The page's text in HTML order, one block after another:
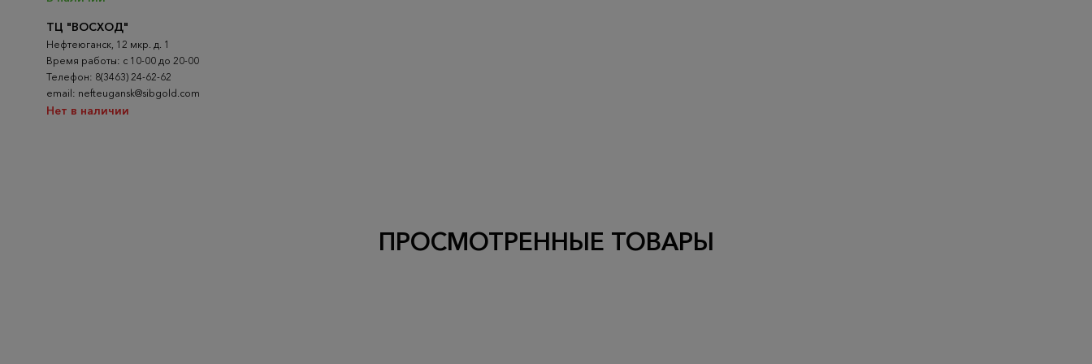
ТЦ "ВОСХОД"
Нефтеюганск, 12 мкр. д. 1
Время работы: с 10-00 до 20-00
Телефон: 8(3463) 24-62-62
email: nefteugansk@sibgold.com
Нет в наличии
ПРОСМОТРЕННЫЕ ТОВАРЫ